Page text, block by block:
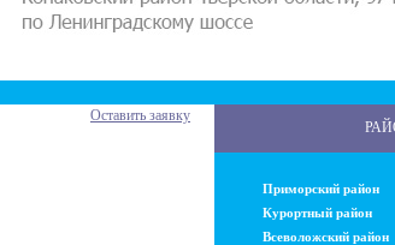
Оставить заявку
Приморский район
Курортный район
Всеволожский район